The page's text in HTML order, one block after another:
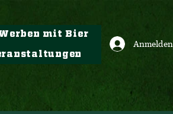
mit Bier
Anmelden